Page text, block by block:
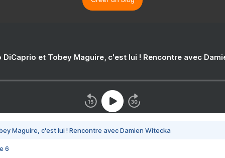
DiCaprio et Tobey Maguire, c'est lui ! Rencontre avec
Maguire, c'est lui ! Rencontre avec Damien Witecka
6